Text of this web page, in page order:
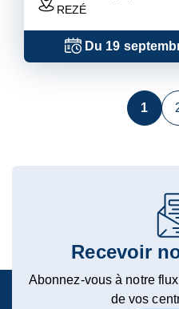
REZÉ
Du 19
1
Recevoir
Abonnez-vous à notre
de vos